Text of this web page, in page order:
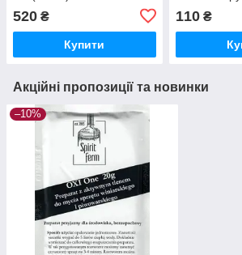
520 ₴
Купити
110₴
Акційні пропозиції та новинки
–10%